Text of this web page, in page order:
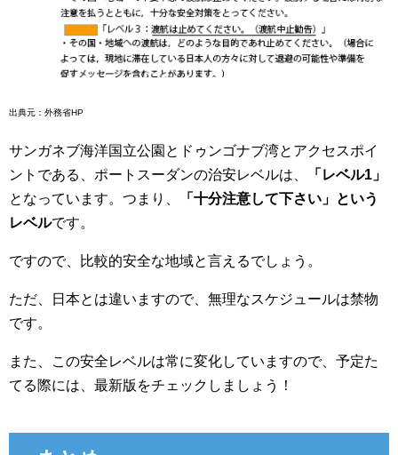
出典元：外務省HP
サンガネブ海洋国立公園とドゥンゴナブ湾とアクセスポイ
ントである、ポートスーダンの治安レベルは、
「レベル1」
となっています。つまり、
「十分注意して下さい」という
レベルです。
ですので、比較的安全な地域と言えるでしょう。
ただ、日本とは違いますので、無理なスケジュールは禁物
です。
また、この安全レベルは常に変化していますので、予定た
てる際には、最新版をチェックしましょう！